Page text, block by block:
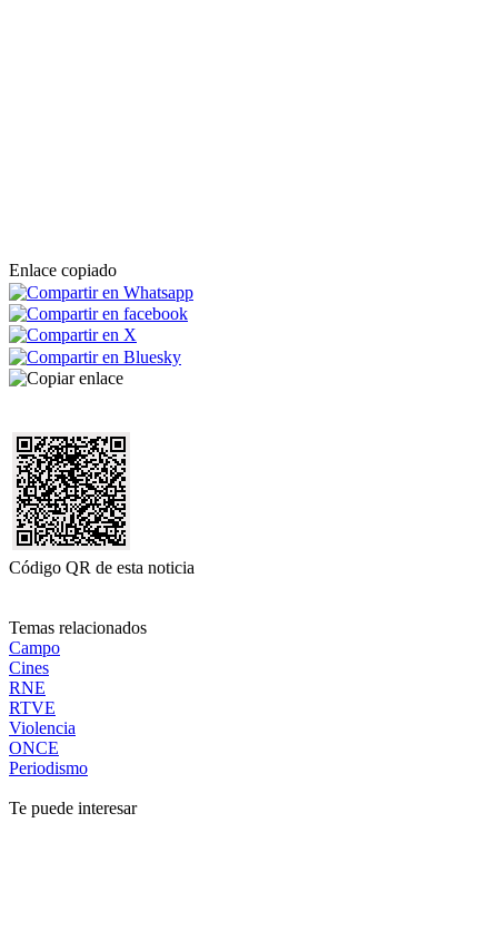
Enlace copiado
Código QR de esta noticia
Temas relacionados
Campo
Cines
RNE
RTVE
Violencia
ONCE
Periodismo
Te puede interesar